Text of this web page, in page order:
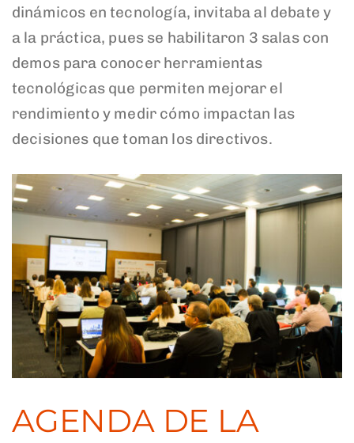
dinámicos en tecnología, invitaba al debate y
a la práctica, pues se habilitaron 3 salas con
demos para conocer herramientas
tecnológicas que permiten mejorar el
rendimiento y medir cómo impactan las
decisiones que toman los directivos.
AGENDA DE LA